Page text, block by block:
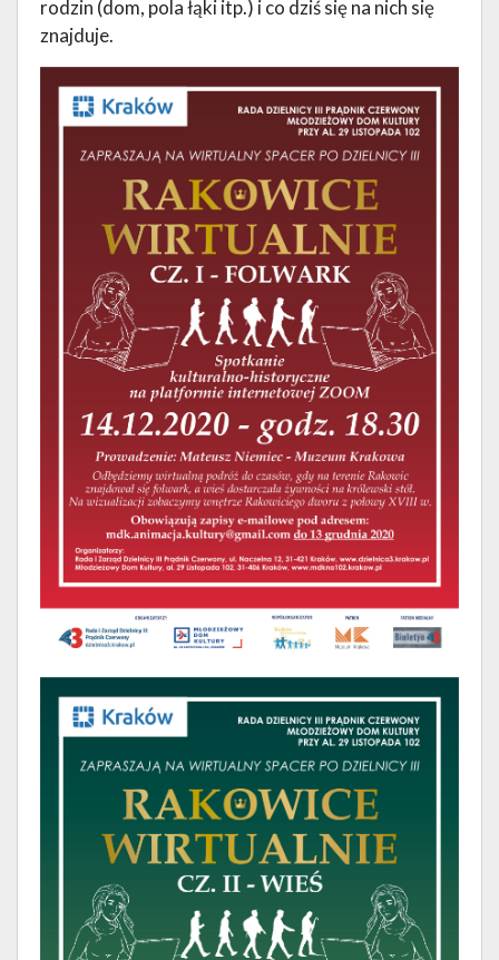
rodzin (dom, pola łąki itp.) i co dziś się na nich się
znajduje.